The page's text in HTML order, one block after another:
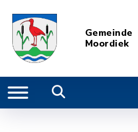
Gemeinde
Moordiek